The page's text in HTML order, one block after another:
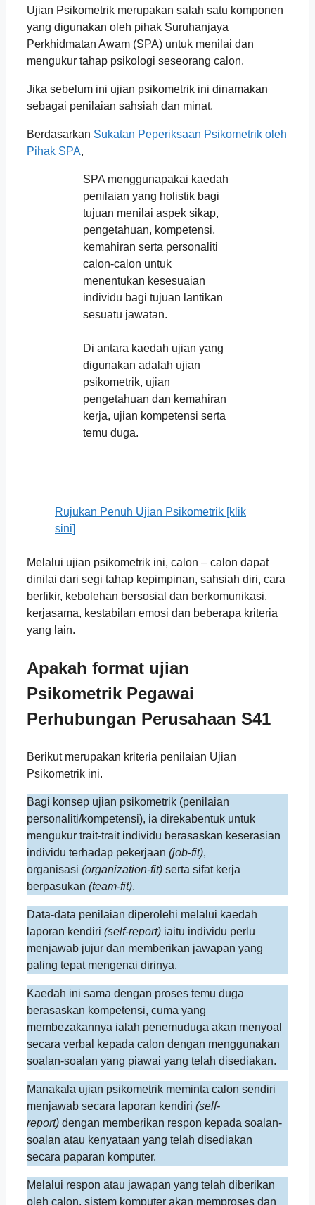
Ujian Psikometrik merupakan salah satu komponen
yang digunakan oleh pihak Suruhanjaya
Perkhidmatan Awam (SPA) untuk menilai dan
mengukur tahap psikologi seseorang calon.
Jika sebelum ini ujian psikometrik ini dinamakan
sebagai penilaian sahsiah dan minat.
Berdasarkan Sukatan Peperiksaan Psikometrik oleh
Pihak SPA,
SPA menggunapakai kaedah
penilaian yang holistik bagi
tujuan menilai aspek sikap,
pengetahuan, kompetensi,
kemahiran serta personaliti
calon-calon untuk
menentukan kesesuaian
individu bagi tujuan lantikan
sesuatu jawatan.
Di antara kaedah ujian yang
digunakan adalah ujian
psikometrik, ujian
pengetahuan dan kemahiran
kerja, ujian kompetensi serta
temu duga.
Rujukan Penuh Ujian Psikometrik [klik
sini]
Melalui ujian psikometrik ini, calon – calon dapat
dinilai dari segi tahap kepimpinan, sahsiah diri, cara
berfikir, kebolehan bersosial dan berkomunikasi,
kerjasama, kestabilan emosi dan beberapa kriteria
yang lain.
Apakah format ujian
Psikometrik Pegawai
Perhubungan Perusahaan S41
Berikut merupakan kriteria penilaian Ujian
Psikometrik ini.
Bagi konsep ujian psikometrik (penilaian
personaliti/kompetensi), ia direkabentuk untuk
mengukur trait-trait individu berasaskan keserasian
individu terhadap pekerjaan (job-fit),
organisasi (organization-fit) serta sifat kerja
berpasukan (team-fit).
Data-data penilaian diperolehi melalui kaedah
laporan kendiri (self-report) iaitu individu perlu
menjawab jujur dan memberikan jawapan yang
paling tepat mengenai dirinya.
Kaedah ini sama dengan proses temu duga
berasaskan kompetensi, cuma yang
membezakannya ialah penemuduga akan menyoal
secara verbal kepada calon dengan menggunakan
soalan-soalan yang piawai yang telah disediakan.
Manakala ujian psikometrik meminta calon sendiri
menjawab secara laporan kendiri (self-
report) dengan memberikan respon kepada soalan-
soalan atau kenyataan yang telah disediakan
secara paparan komputer.
Melalui respon atau jawapan yang telah diberikan
oleh calon, sistem komputer akan memproses dan